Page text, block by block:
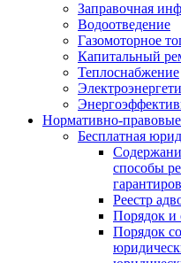
Заправочная
Водоотведение
Газомоторное
Капитальный
Теплоснабжение
Нормативно-
Бесплатная
способы
Реестр
Порядок и
Порядок